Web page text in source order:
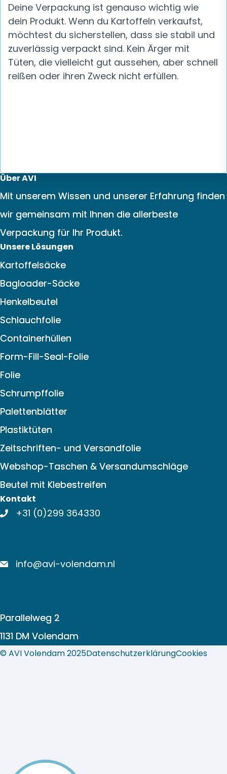
Deine Verpackung ist genauso wichtig wie
dein Produkt. Wenn du Kartoffeln verkaufst,
möchtest du sicherstellen, dass sie stabil und
zuverlässig verpackt sind. Kein Ärger mit
Tüten, die vielleicht gut aussehen, aber schnell
reißen oder ihren Zweck nicht erfüllen.
Über AVI
Mit unserem Wissen und unserer Erfahrung finden
wir gemeinsam mit Ihnen die allerbeste
Verpackung für Ihr Produkt.
Unsere Lösungen
Kartoffelsäcke
Bagloader-Säcke
Henkelbeutel
Schlauchfolie
Containerhüllen
Form-Fill-Seal-Folie
Folie
Schrumpffolie
Palettenblätter
Plastiktüten
Zeitschriften- und Versandfolie
Webshop-Taschen & Versandumschläge
Beutel mit Klebestreifen
Kontakt
+31 (0)299 364330
info@avi-volendam.nl
Parallelweg 2
1131 DM Volendam
© AVI Volendam 2025DatenschutzerklärungCookies